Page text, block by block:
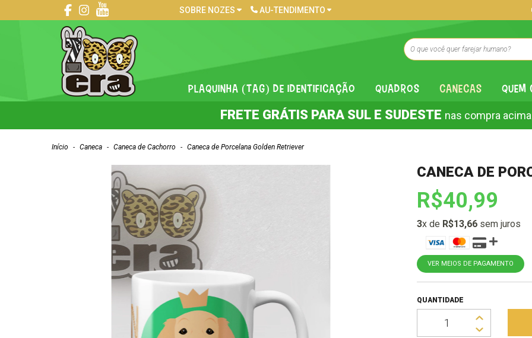
SOBRE NOZES AU-TENDIMENTO
PLAQUINHA (TAG) DE IDENTIFICAÇÃO QUADROS CANECAS QUEM
FRETE GRÁTIS PARA SUL E SUDESTE nas compra
Início - Caneca - Caneca de Cachorro - Caneca de Porcelana Golden Retriever
CANECA DE
R$40,99
3x de R$13,66 sem juros
VER MEIOS DE PAGAMENTO
QUANTIDADE